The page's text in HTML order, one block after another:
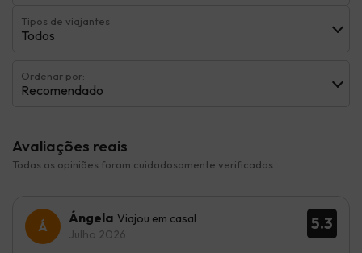
Tipos de viajantes
Todos
Ordenar por:
Recomendado
Avaliações reais
Todas as opiniões foram cuidadosamente verificados.
5.3
Ángela Viajou em casal
Julho 2026